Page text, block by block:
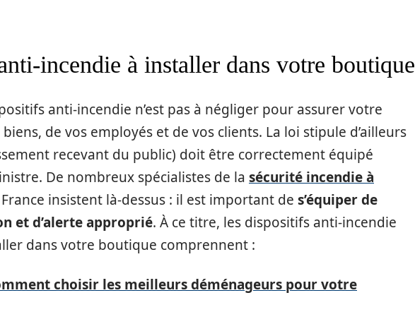
incendie à installer dans votre boutique
anti-incendie n’est pas à négliger pour assurer votre
de vos employés et de vos clients. La loi stipule d’ailleurs
recevant du public) doit être correctement équipé
De nombreux spécialistes de la sécurité incendie à
insistent là-dessus : il est important de s’équiper de
et d’alerte approprié. À ce titre, les dispositifs anti-incendie
dans votre boutique comprennent :
choisir les meilleurs déménageurs pour votre